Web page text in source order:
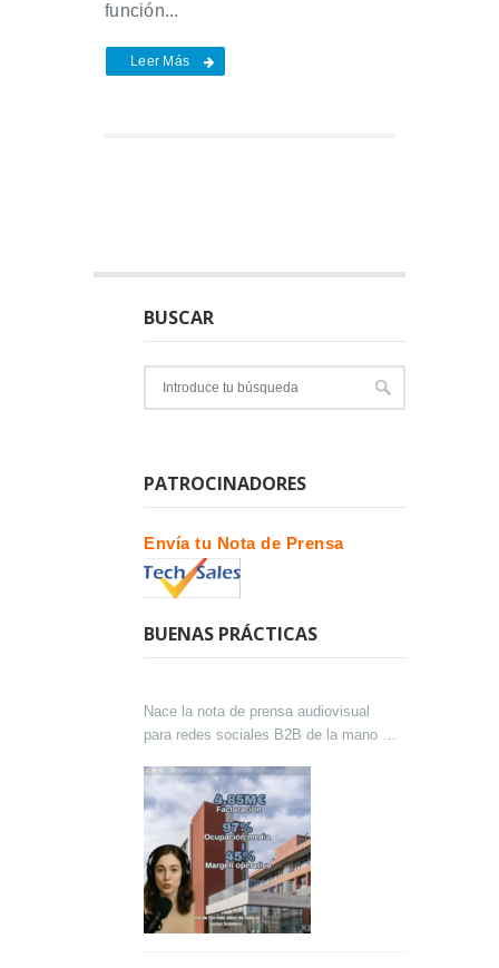
función...
Leer Más
BUSCAR
PATROCINADORES
Envía tu Nota de Prensa
BUENAS PRÁCTICAS
Nace la nota de prensa audiovisual
para redes sociales B2B de la mano de